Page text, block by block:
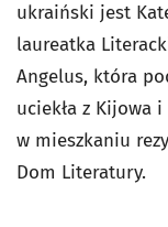
ukraiński jest
laureatka
Angelus, która
uciekła z Kijowa
w mieszkaniu
Dom Literatury.